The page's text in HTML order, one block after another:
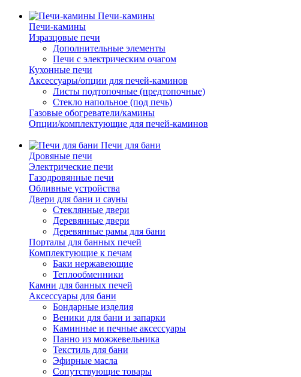
Печи-камины
Печи-камины
Изразцовые печи
Дополнительные элементы
Печи с электрическим очагом
Кухонные печи
Аксессуары/опции для печей-каминов
Листы подтопочные (предтопочные)
Стекло напольное (под печь)
Газовые обогреватели/камины
Опции/комплектующие для печей-каминов
Печи для бани
Дровяные печи
Электрические печи
Газодровянные печи
Обливные устройства
Двери для бани и сауны
Стеклянные двери
Деревянные двери
Деревянные рамы для бани
Порталы для банных печей
Комплектующие к печам
Баки нержавеющие
Теплообменники
Камни для банных печей
Аксессуары для бани
Бондарные изделия
Веники для бани и запарки
Каминные и печные аксессуары
Панно из можжевельника
Текстиль для бани
Эфирные масла
Сопутствующие товары